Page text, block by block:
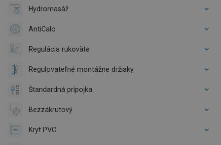
Hydromasáž
AntiCalc
Regulácia rukoväte
Regulovateľné montážne držiaky
Štandardná prípojka
Bezzákrutový
Kryt PVC